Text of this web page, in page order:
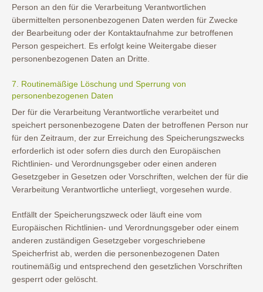
Person an den für die Verarbeitung Verantwortlichen
übermittelten personenbezogenen Daten werden für Zwecke
der Bearbeitung oder der Kontaktaufnahme zur betroffenen
Person gespeichert. Es erfolgt keine Weitergabe dieser
personenbezogenen Daten an Dritte.
7. Routinemäßige Löschung und Sperrung von
personenbezogenen Daten
Der für die Verarbeitung Verantwortliche verarbeitet und
speichert personenbezogene Daten der betroffenen Person nur
für den Zeitraum, der zur Erreichung des Speicherungszwecks
erforderlich ist oder sofern dies durch den Europäischen
Richtlinien- und Verordnungsgeber oder einen anderen
Gesetzgeber in Gesetzen oder Vorschriften, welchen der für die
Verarbeitung Verantwortliche unterliegt, vorgesehen wurde.
Entfällt der Speicherungszweck oder läuft eine vom
Europäischen Richtlinien- und Verordnungsgeber oder einem
anderen zuständigen Gesetzgeber vorgeschriebene
Speicherfrist ab, werden die personenbezogenen Daten
routinemäßig und entsprechend den gesetzlichen Vorschriften
gesperrt oder gelöscht.